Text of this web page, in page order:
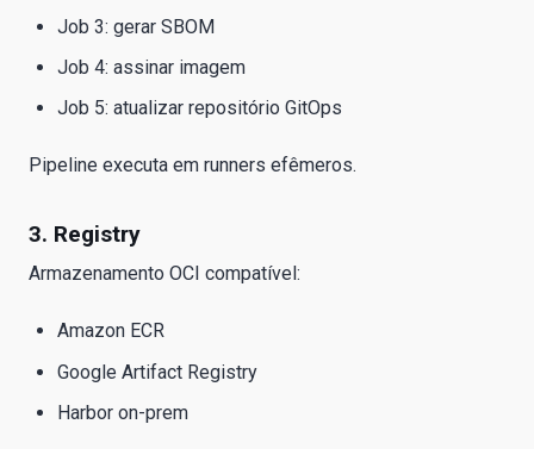
Job 3: gerar SBOM
Job 4: assinar imagem
Job 5: atualizar repositório GitOps
Pipeline executa em runners efêmeros.
3. Registry
Armazenamento OCI compatível:
Amazon ECR
Google Artifact Registry
Harbor on-prem